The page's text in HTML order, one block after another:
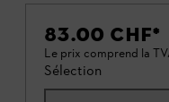
83.00 CHF*
Le prix comprend la
Sélection